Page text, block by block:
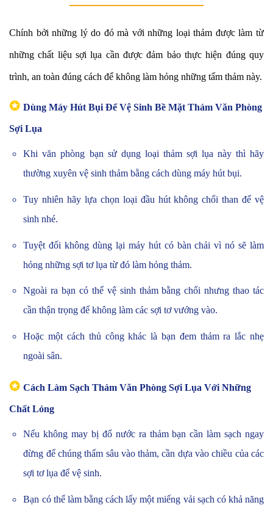
Chính bởi những lý do đó mà với những loại thảm được làm từ
những chất liệu sợi lụa cần được đảm bảo thực hiện đúng quy
trình, an toàn đúng cách để không làm hỏng những tấm thảm này.
✪ Dùng Máy Hút Bụi Để Vệ Sinh Bề Mặt Thảm Văn Phòng
Sợi Lụa
Khi văn phòng bạn sử dụng loại thảm sợi lụa này thì hãy
thường xuyên vệ sinh thảm bằng cách dùng máy hút bụi.
Tuy nhiên hãy lựa chọn loại đầu hút không chổi than để vệ
sinh nhé.
Tuyệt đối không dùng lại máy hút có bàn chải vì nó sẽ làm
hỏng những sợi tơ lụa từ đó làm hỏng thảm.
Ngoài ra bạn có thể vệ sinh thảm bằng chổi nhưng thao tác
cần thận trọng để không làm các sợi tơ vướng vào.
Hoặc một cách thủ công khác là bạn đem thảm ra lắc nhẹ
ngoài sân.
✪ Cách Làm Sạch Thảm Văn Phòng Sợi Lụa Với Những
Chất Lỏng
Nếu không may bị đổ nước ra thảm bạn cần làm sạch ngay
đừng để chúng thấm sâu vào thảm, cần dựa vào chiều của các
sợi tơ lụa để vệ sinh.
Bạn có thể làm bằng cách lấy một miếng vải sạch có khả năng